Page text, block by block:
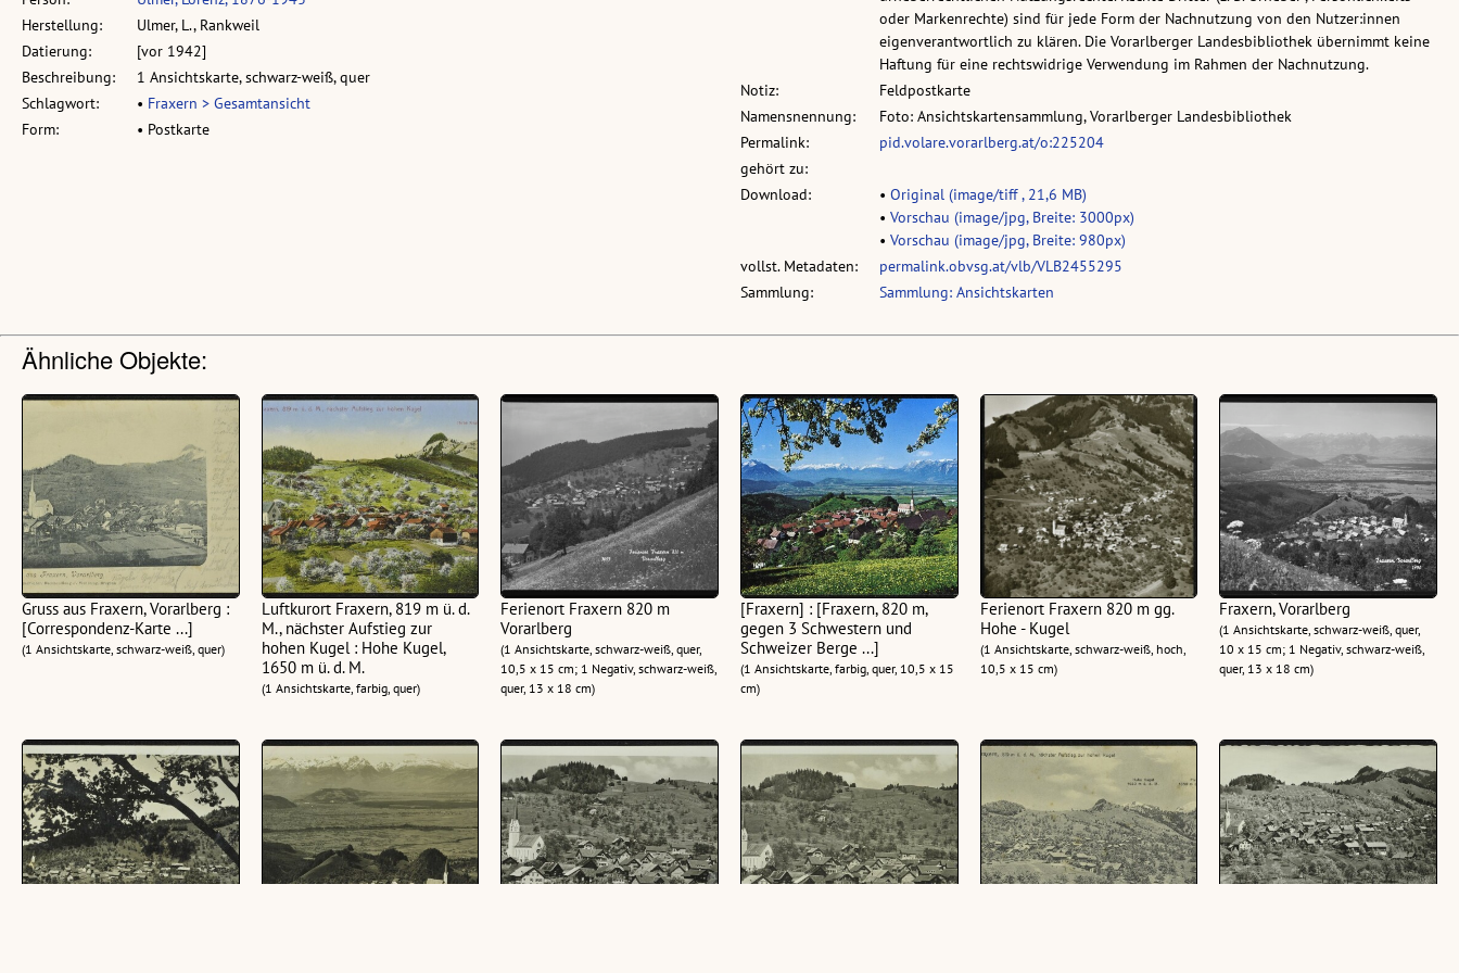
Herstellung:
Ulmer, L., Rankweil
Datierung:
[vor 1942]
Beschreibung:
1 Ansichtskarte, schwarz-weiß, quer
Schlagwort:
• Fraxern > Gesamtansicht
Form:
• Postkarte
oder Markenrechte) sind für jede Form der Nachnutzung von den Nutzer:innen
eigenverantwortlich zu klären. Die Vorarlberger Landesbibliothek übernimmt keine
Haftung für eine rechtswidrige Verwendung im Rahmen der Nachnutzung.
Notiz:
Feldpostkarte
Namensnennung:
Foto: Ansichtskartensammlung, Vorarlberger Landesbibliothek
Permalink:
pid.volare.vorarlberg.at/o:225204
gehört zu:
Download:
• Original (image/tiff , 21,6 MB)
• Vorschau (image/jpg, Breite: 3000px)
• Vorschau (image/jpg, Breite: 980px)
vollst. Metadaten:
permalink.obvsg.at/vlb/VLB2455295
Sammlung:
Sammlung: Ansichtskarten
Ähnliche Objekte:
Gruss aus Fraxern, Vorarlberg :
[Correspondenz-Karte ...]
(1 Ansichtskarte, schwarz-weiß, quer)
Luftkurort Fraxern, 819 m ü. d.
M., nächster Aufstieg zur
hohen Kugel : Hohe Kugel,
1650 m ü. d. M.
(1 Ansichtskarte, farbig, quer)
Ferienort Fraxern 820 m
Vorarlberg
(1 Ansichtskarte, schwarz-weiß, quer,
10,5 x 15 cm; 1 Negativ, schwarz-weiß,
quer, 13 x 18 cm)
[Fraxern] : [Fraxern, 820 m,
gegen 3 Schwestern und
Schweizer Berge ...]
(1 Ansichtskarte, farbig, quer, 10,5 x 15
cm)
Ferienort Fraxern 820 m gg.
Hohe - Kugel
(1 Ansichtskarte, schwarz-weiß, hoch,
10,5 x 15 cm)
Fraxern, Vorarlberg
(1 Ansichtskarte, schwarz-weiß, quer,
10 x 15 cm; 1 Negativ, schwarz-weiß,
quer, 13 x 18 cm)